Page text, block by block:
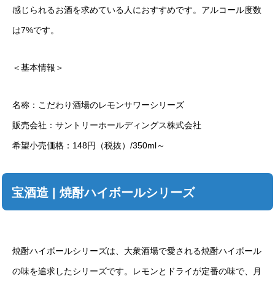
感じられるお酒を求めている人におすすめです。アルコール度数
は7%です。
＜基本情報＞
名称：こだわり酒場のレモンサワーシリーズ
販売会社：サントリーホールディングス株式会社
希望小売価格：148円（税抜）/350ml～
宝酒造 | 焼酎ハイボールシリーズ
焼酎ハイボールシリーズは、大衆酒場で愛される焼酎ハイボール
の味を追求したシリーズです。レモンとドライが定番の味で、月